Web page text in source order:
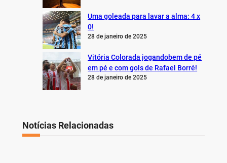
Uma goleada para lavar a alma: 4 x
0!
28 de janeiro de 2025
Vitória Colorada jogandobem de pé
em pé e com gols de Rafael Borré!
28 de janeiro de 2025
Notícias Relacionadas